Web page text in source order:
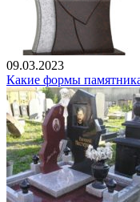
09.03.2023
Какие формы